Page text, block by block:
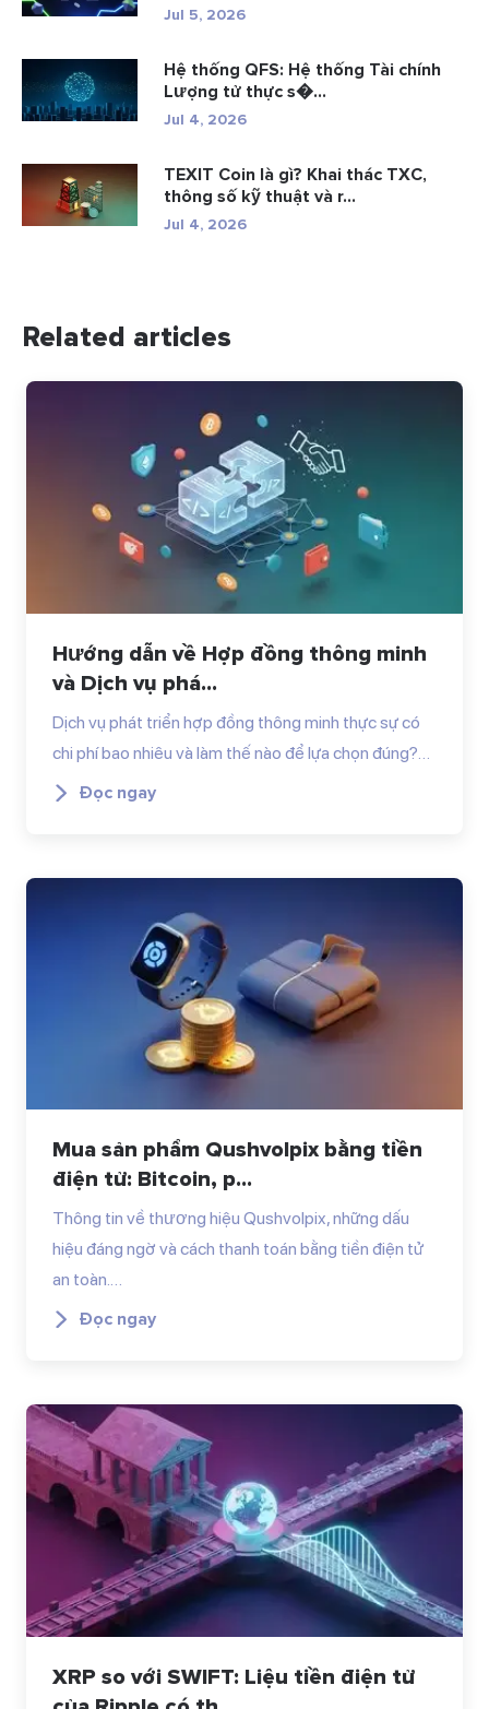
Jul 5, 2026
Hệ thống QFS: Hệ thống Tài chính
Lượng tử thực s�...
Jul 4, 2026
TEXIT Coin là gì? Khai thác TXC,
thông số kỹ thuật và r...
Jul 4, 2026
Related articles
Hướng dẫn về Hợp đồng thông minh
và Dịch vụ phá...
Dịch vụ phát triển hợp đồng thông minh thực sự có
chi phí bao nhiêu và làm thế nào để lựa chọn đúng?…
Đọc ngay
Mua sản phẩm Qushvolpix bằng tiền
điện tử: Bitcoin, p...
Thông tin về thương hiệu Qushvolpix, những dấu
hiệu đáng ngờ và cách thanh toán bằng tiền điện tử
an toàn.…
Đọc ngay
XRP so với SWIFT: Liệu tiền điện tử